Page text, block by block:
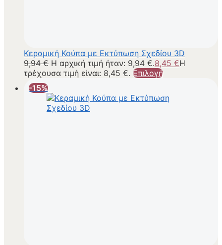
Κεραμική Κούπα με Εκτύπωση Σχεδίου 3D
9,94€ Η αρχική τιμή ήταν: 9,94 €.8,45 €Η
τρέχουσα τιμή είναι: 8,45 €. Επιλογή
-15%